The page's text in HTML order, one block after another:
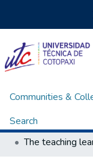
Communities &
Search
Statistics
Home